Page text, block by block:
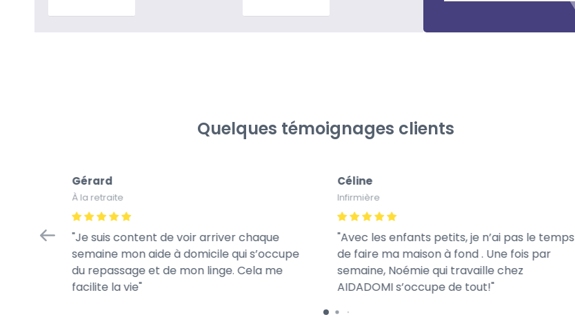
Quelques témoignages clients
Gérard
À la retraite
Je suis content de voir arriver chaque
semaine mon aide à domicile qui s’occupe
du repassage et de mon linge. Cela me
facilite la vie
Céline
Infirmière
Avec les enfants petits, je n’ai pas le temps
de faire ma maison à fond . Une fois par
semaine, Noémie qui travaille chez
AIDADOMI s’occupe de tout!